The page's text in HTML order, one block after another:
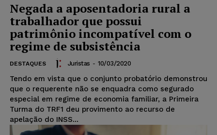
Negada a aposentadoria rural a
trabalhador que possui
patrimônio incompatível com o
regime de subsistência
DESTAQUES Juristas - 10/03/2020
Tendo em vista que o conjunto probatório demonstrou
que o requerente não se enquadra como segurado
especial em regime de economia familiar, a Primeira
Turma do TRF1 deu provimento ao recurso de
apelação do INSS...